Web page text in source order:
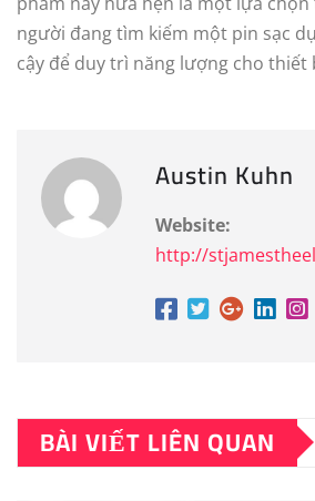
người đang tìm kiếm một pin sạc
cậy để duy trì năng lượng cho thiết
Austin Kuhn
Website:
http://
BÀI VIẾT LIÊN QUAN